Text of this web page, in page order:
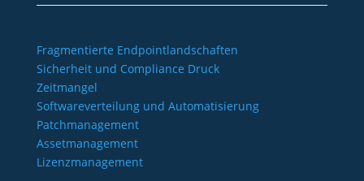
Fragmentierte Endpointlandschaften
Sicherheit und Compliance Druck
Zeitmangel
Softwareverteilung und Automatisierung
Patchmanagement
Assetmanagement
Lizenzmanagement